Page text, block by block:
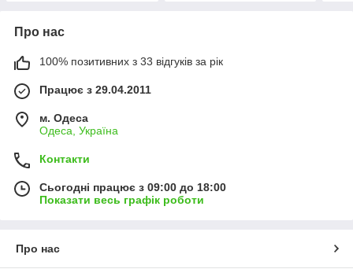
Про нас
100% позитивних з 33 відгуків за рік
Працює з 29.04.2011
м. Одеса
Одеса, Україна
Контакти
Сьогодні працює з 09:00 до 18:00
Показати весь графік роботи
Про нас